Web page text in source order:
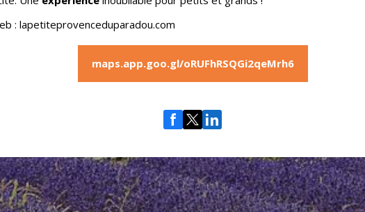
: lapetiteprovenceduparadou.com
maps.app.goo.gl/oRUFhRSQGi2qeMrh6